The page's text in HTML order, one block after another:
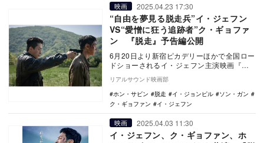
映画 2025.04.23 17:30
“自由を夢見る脱走兵”イ・ジェフン
VS“愛憎に狂う追跡者”ク・ギョファ
ン 『脱走』予告編公開
6月20日より新宿ピカデリーほかで全国ロー
ドショーされるイ・ジェフン主演映画『脱
走』の予告編と場面写真が公開された。
『シグ…
リアルサウンド映画部
ホン・サビン
脱走 イ・ジョンピル
ソン・ガン
ク・ギョファン
イ・ジェフン
映画 2025.04.03 11:30
イ・ジェフン、ク・ギョファン、ホ